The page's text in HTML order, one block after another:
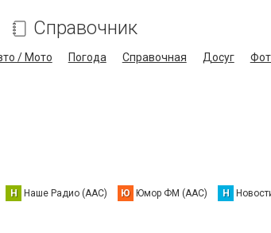
Справочник
/ Мото Погода Справочная Досуг
Н Наше Радио (AAC) Ю Юмор ФМ (AAC) Н